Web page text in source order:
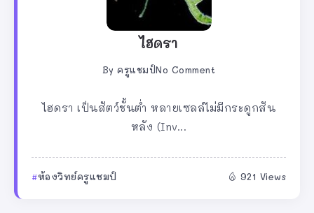
ไฮดรา
By ครูแชมป์No Comment
ไฮดรา เป็นสัตว์ชั้นต่ำ หลายเซลล์ไม่มีกระดูกสัน
หลัง (Inv...
ห้องวิทย์ครูแชมป์ 921 Views